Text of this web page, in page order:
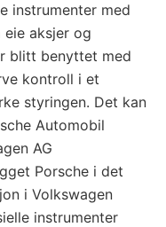
instrumenter med
aksjer og
blitt benyttet med
kontroll i et
styringen. Det kan
Automobil
AG
Porsche i det
i Volkswagen
instrumenter